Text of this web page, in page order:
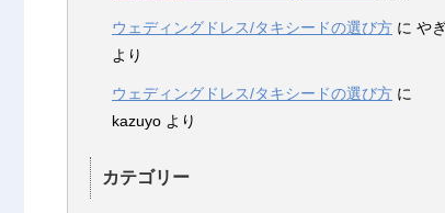
ウェディングドレス/タキシードの選び方 に や
より
ウェディングドレス/タキシードの選び方 に
kazuyo より
カテゴリー